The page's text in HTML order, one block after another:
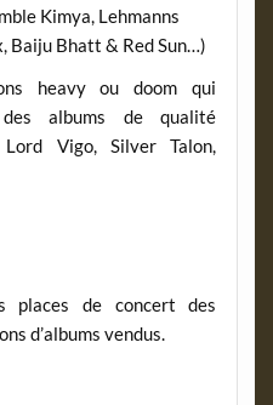
Kimya, Lehmanns
Baiju Bhatt & Red Sun…)
heavy ou doom qui
albums de qualité
Lord Vigo, Silver Talon,
places de concert des
d’albums vendus.